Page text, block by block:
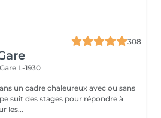
308
Gare L-1930
un cadre chaleureux avec ou sans
suit des stages pour répondre à
les...